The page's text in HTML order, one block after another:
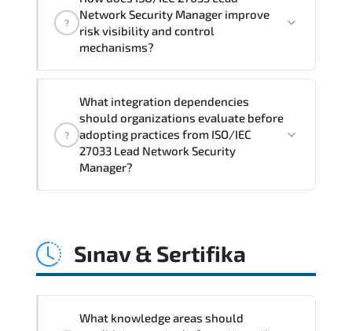
Manager supports risk-aware planning.
architecture standardization.
compliance alignment. and sustainable
?
Network Security Manager improve
risk visibility and control
mechanisms?
Manager strengthens structured risk
identification. mitigation planning.
monitoring frameworks. and long-term
resilience strategy.
?
What integration dependencies
should organizations evaluate before
adopting practices from ISO/IEC
27033 Lead Network Security
Manager?
automation pipelines. policy
Sınav & Sertifika
What knowledge areas should